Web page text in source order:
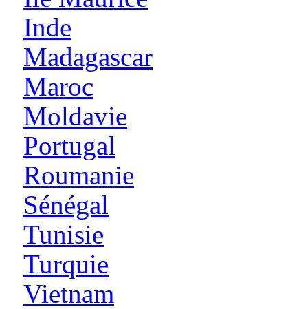
Inde
Madagascar
Maroc
Moldavie
Portugal
Roumanie
Sénégal
Tunisie
Turquie
Vietnam